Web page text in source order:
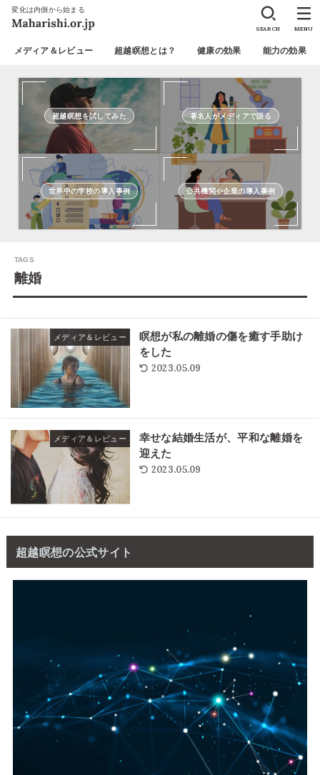
変化は内側から始まる
メディア＆レビュー 超越瞑想とは？ 健康の効果 能力の効果
SEARCH MENU
超越瞑想を試してみた 著名人がメディアで語る
世界中の学校の導入事例 公共機関や企業の導入事例
離婚
メディア＆レビュー
瞑想が私の離婚の傷を癒す手助け
をした
2023.05.09
メディア＆レビュー
幸せな結婚生活が、平和な離婚を
迎えた
2023.05.09
超越瞑想の公式サイト